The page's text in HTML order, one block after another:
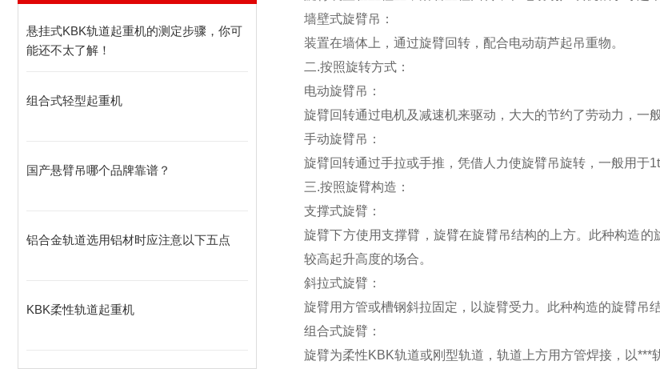
悬挂式KBK轨道起重机的测定步骤，你可
能还不太了解！
组合式轻型起重机
国产悬臂吊哪个品牌靠谱？
铝合金轨道选用铝材时应注意以下五点
KBK柔性轨道起重机
墙壁式旋臂吊：
装置在墙体上，通过旋臂回转，配合电动葫芦起吊重物。
二.按照旋转方式：
电动旋臂吊：
旋臂回转通过电机及减速机来驱动，大大的节约了劳动力，一
手动旋臂吊：
旋臂回转通过手拉或手推，凭借人力使旋臂吊旋转，一般用于1t
三.按照旋臂构造：
支撑式旋臂：
旋臂下方使用支撑臂，旋臂在旋臂吊结构的上方。此种构造
较高起升高度的场合。
斜拉式旋臂：
旋臂用方管或槽钢斜拉固定，以旋臂受力。此种构造的旋臂吊
组合式旋臂：
旋臂为柔性KBK轨道或刚型轨道，轨道上方用方管焊接，以***